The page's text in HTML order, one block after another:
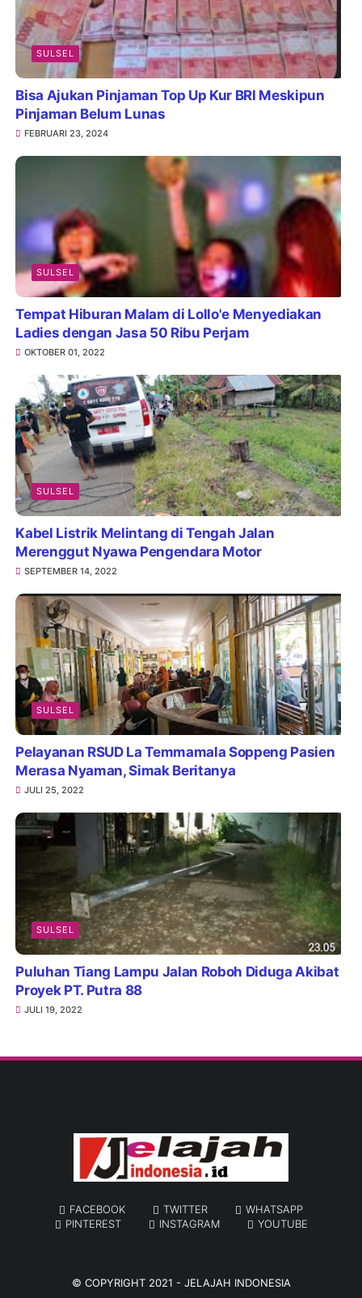
SULSEL
Bisa Ajukan Pinjaman Top Up Kur BRI Meskipun
Pinjaman Belum Lunas
FEBRUARI 23, 2024
SULSEL
Tempat Hiburan Malam di Lollo'e Menyediakan
Ladies dengan Jasa 50 Ribu Perjam
OKTOBER 01, 2022
SULSEL
Kabel Listrik Melintang di Tengah Jalan
Merenggut Nyawa Pengendara Motor
SEPTEMBER 14, 2022
SULSEL
Pelayanan RSUD La Temmamala Soppeng Pasien
Merasa Nyaman, Simak Beritanya
JULI 25, 2022
SULSEL
Puluhan Tiang Lampu Jalan Roboh Diduga Akibat
Proyek PT. Putra 88
JULI 19, 2022
FACEBOOK TWITTER
WHATSAPP
PINTEREST
INSTAGRAM YOUTUBE
© COPYRIGHT 2021 - JELAJAH INDONESIA